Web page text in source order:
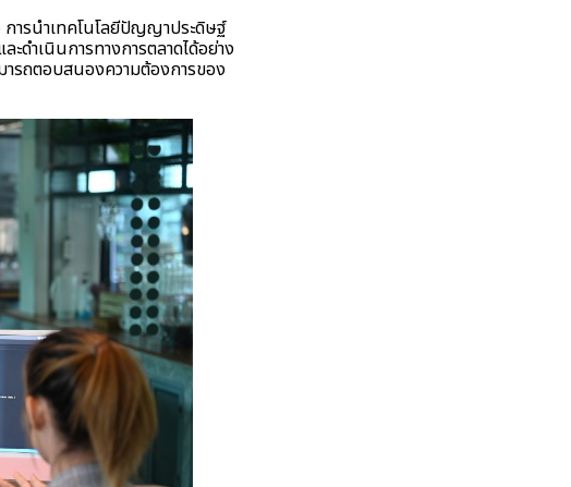
การนำเทคโนโลยีปัญญาประดิษฐ์
ดำเนินการทางการตลาดได้อย่าง
ารถตอบสนองความต้องการของ